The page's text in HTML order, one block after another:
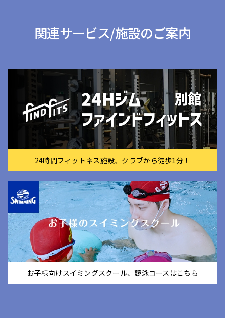
関連サービス/施設のご案内
24時間フィットネス施設、クラブから徒歩1分！
お子様向けスイミングスクール、競泳コースはこちら